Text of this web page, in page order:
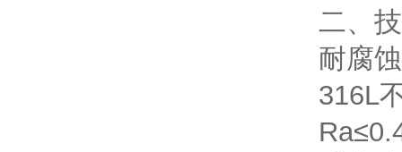
二、
耐腐
316L